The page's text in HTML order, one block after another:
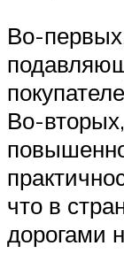
Во-
Во-
что в
дорогами